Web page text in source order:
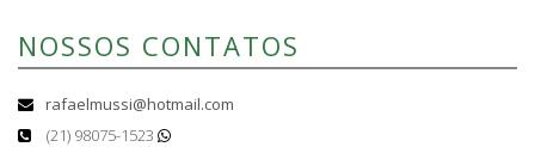
NOSSOS CONTATOS
rafaelmussi@hotmail.com
(21) 98075-1523